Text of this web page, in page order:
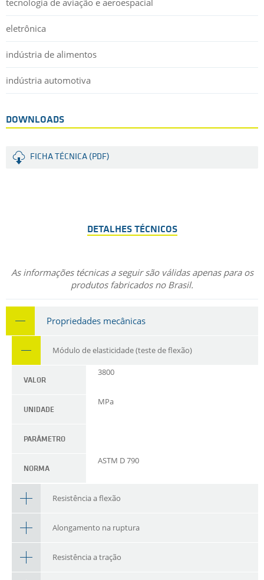
eletrônica
indústria de alimentos
indústria automotiva
DOWNLOADS
FICHA TÉCNICA (PDF)
DETALHES TÉCNICOS
As informações técnicas a seguir são válidas apenas para os
produtos fabricados no Brasil.
Propriedades mecânicas
Módulo de elasticidade (teste de flexão)
VALOR
3800
UNIDADE
MPa
PARÂMETRO
NORMA
ASTM D 790
Resistência a flexão
Alongamento na ruptura
Resistência a tração